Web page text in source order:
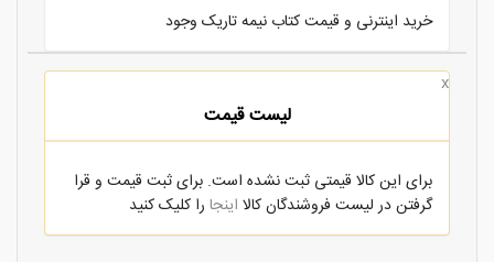
خرید اینترنی و قیمت کتاب نیمه تاریک وجود
x
لیست قیمت
برای این کالا قیمتی ثبت نشده است. برای ثبت قیمت و قرا
گرفتن در لیست فروشندگان کالا اینجا را کلیک کنید